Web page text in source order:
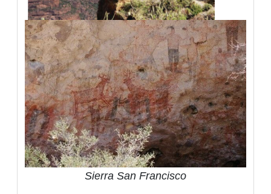
Sierra San Francisco